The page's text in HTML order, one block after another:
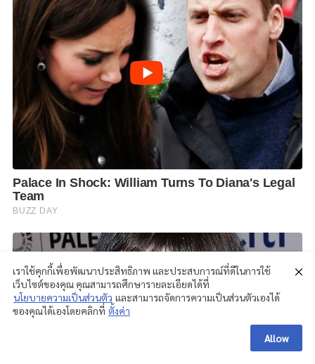
เราใช้คุกกี้เพื่อพัฒนาประสิทธิภาพ และประสบการณ์ที่ดีในการใช้
เว็บไซต์ของคุณ คุณสามารถศึกษารายละเอียดได้ที่
นโยบายความเป็นส่วนตัว และสามารถจัดการความเป็นส่วนตัวเองได้
ของคุณได้เองโดยคลิกที่ ตั้งค่า
Allow